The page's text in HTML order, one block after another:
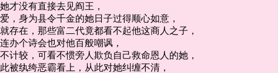
没有直接去见阎王，
身为县令千金的她日子过得顺心如意，
在，那些富二代竟都看不起他这商人之子，
个诗会也对他百般嘲讽，
较，可看不惯旁人欺负自己救命恩人的她，
纨绔恶霸看上，从此对她纠缠不清，